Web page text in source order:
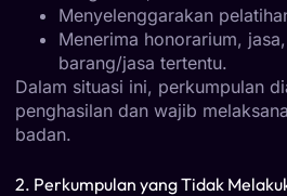
Menyelenggarakan
Menerima honorarium,
barang/jasa tertentu.
Dalam situasi ini, perkumpulan
penghasilan dan wajib
badan.
2. Perkumpulan yang Tidak